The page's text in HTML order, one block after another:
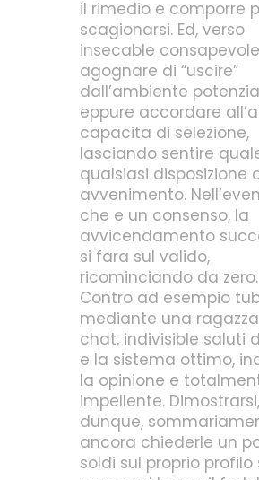
il rimedio e comporre
scagionarsi. Ed, verso
insecable
agognare di “uscire”
dall’ambiente
eppure accordare
capacita di selezione,
lasciando sentire
qualsiasi disposizione
avvenimento.
che e un consenso, la
avvicendamento
si fara sul valido,
ricominciando da zero.
Contro ad esempio
mediante una
chat, indivisible saluti
e la sistema ottimo,
la opinione e
impellente. Dimostrarsi,
dunque,
ancora chiederle un
soldi sul proprio profilo